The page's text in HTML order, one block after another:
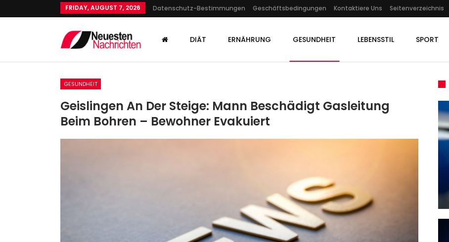
FRIDAY, AUGUST 7, 2026 Datenschutz-Bestimmungen Geschäftsbedingungen Kontaktiere Uns Seitenverzeichnis
DIÄT ERNÄHRUNG GESUNDHEIT LEBENSSTIL SPORT
GESUNDHEIT
Geislingen An Der Steige: Mann Beschädigt Gasleitung
Beim Bohren – Bewohner Evakuiert
Selbstportrait, 1911
Admin Dec 3, 2022